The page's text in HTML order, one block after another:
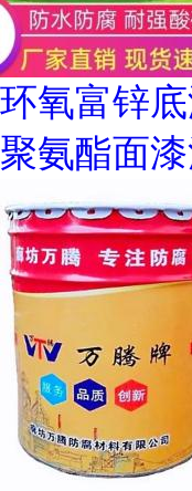
环氧富锌底
聚氨酯面